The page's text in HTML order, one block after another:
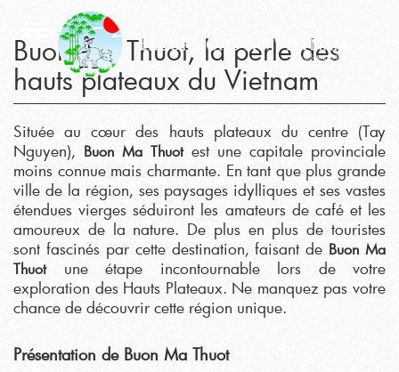
Buon Ma Thuot, la perle des
hauts plateaux du Vietnam
Située au cœur des hauts plateaux du centre (Tay
Nguyen), Buon Ma Thuotest une capitale provinciale
moins connue mais charmante. En tant que plus grande
ville de la région, ses paysages idylliques et ses vastes
étendues vierges séduiront les amateurs de café et les
amoureux de la nature. De plus en plus de touristes
sont fascinés par cette destination, faisant de Buon Ma
Thuotune étape incontournable lors de votre
exploration des Hauts Plateaux. Ne manquez pas votre
chance de découvrir cette région unique.
Présentation de Buon Ma Thuot